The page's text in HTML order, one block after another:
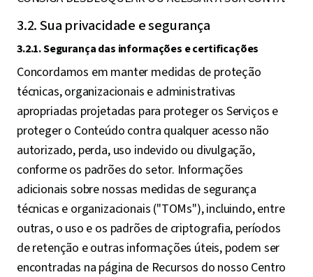
3.2. Sua privacidade e segurança
3.2.1. Segurança das informações e certificações
Concordamos em manter medidas de proteção
técnicas, organizacionais e administrativas
apropriadas projetadas para proteger os Serviços e
proteger o Conteúdo contra qualquer acesso não
autorizado, perda, uso indevido ou divulgação,
conforme os padrões do setor. Informações
adicionais sobre nossas medidas de segurança
técnicas e organizacionais ("TOMs"), incluindo, entre
outras, o uso e os padrões de criptografia, períodos
de retenção e outras informações úteis, podem ser
encontradas na página de Recursos do nosso Centro